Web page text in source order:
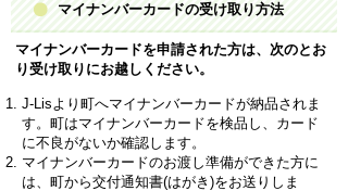
マイナンバーカードの受け取り方法
マイナンバーカードを申請された方は、次のとお
り受け取りにお越しください。
J-Lisより町へマイナンバーカードが納品されま
す。町はマイナンバーカードを検品し、カード
に不良がないか確認します。
マイナンバーカードのお渡し準備ができた方に
は、町から交付通知書(はがき)をお送りしま